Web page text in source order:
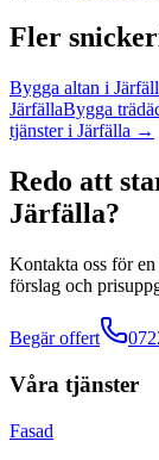
Fler
Bygga altan i
JärfällaBygga
tjänsteri Järfälla →
Redo att
Järfälla?
Kontakta oss för
förslag och
Begär offert
Våra tjänster
Fasad